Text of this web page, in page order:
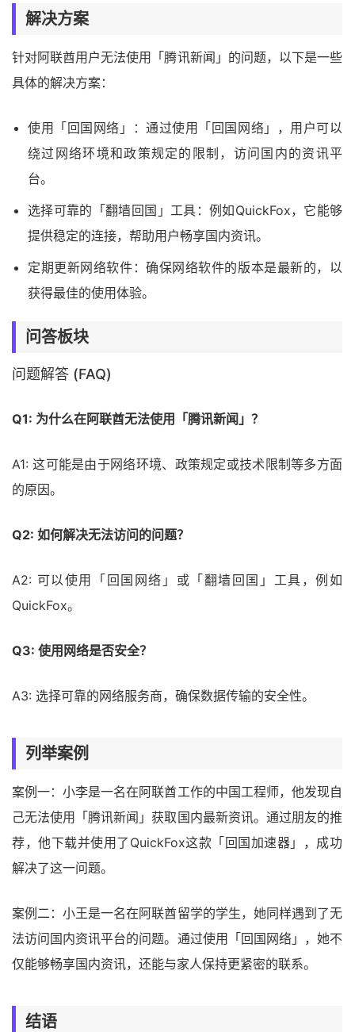
解决方案
针对阿联酋用户无法使用「腾讯新闻」的问题，以下是一些
具体的解决方案：
使用「回国网络」：通过使用「回国网络」，用户可以
绕过网络环境和政策规定的限制，访问国内的资讯平
台。
选择可靠的「翻墙回国」工具：例如QuickFox，它能够
提供稳定的连接，帮助用户畅享国内资讯。
定期更新网络软件：确保网络软件的版本是最新的，以
获得最佳的使用体验。
问答板块
问题解答 (FAQ)
Q1: 为什么在阿联酋无法使用「腾讯新闻」？
A1: 这可能是由于网络环境、政策规定或技术限制等多方面
的原因。
Q2: 如何解决无法访问的问题？
A2: 可以使用「回国网络」或「翻墙回国」工具，例如
QuickFox。
Q3: 使用网络是否安全？
A3: 选择可靠的网络服务商，确保数据传输的安全性。
列举案例
案例一：小李是一名在阿联酋工作的中国工程师，他发现自
己无法使用「腾讯新闻」获取国内最新资讯。通过朋友的推
荐，他下载并使用了QuickFox这款「回国加速器」，成功
解决了这一问题。
案例二：小王是一名在阿联酋留学的学生，她同样遇到了无
法访问国内资讯平台的问题。通过使用「回国网络」，她不
仅能够畅享国内资讯，还能与家人保持更紧密的联系。
结语